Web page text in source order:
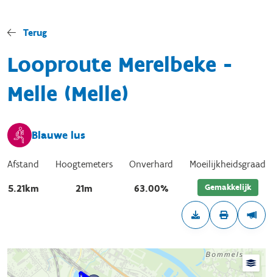
Terug
Looproute Merelbeke -
Melle (Melle)
Blauwe lus
Afstand
5.21km
Hoogtemeters
21m
Onverhard
63.00%
Moeilijkheidsgraad
Gemakkelijk